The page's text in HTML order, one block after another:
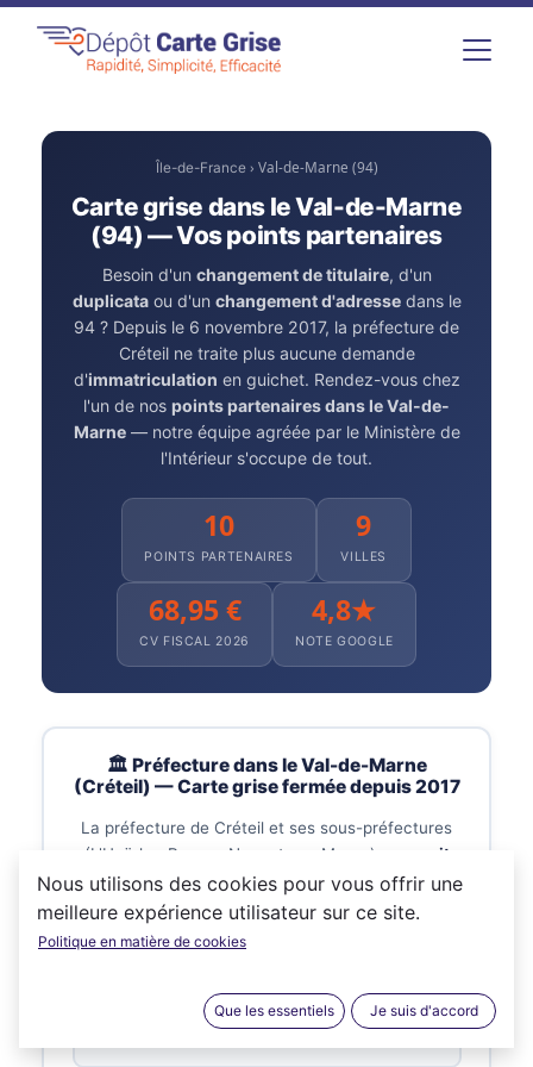
Île-de-France› Val-de-Marne (94)
Carte grise dans le Val-de-Marne
(94) — Vos points partenaires
Besoin d'un changement de titulaire, d'un
duplicataou d'un changement d'adressedans le
94 ? Depuis le 6 novembre 2017, la préfecture de
Créteil ne traite plus aucune demande
d'immatriculation en guichet. Rendez-vous chez
l'un de nos points partenaires dans le Val-de-
Marne— notre équipe agréée par le Ministère de
l'Intérieur s'occupe de tout.
10
POINTS PARTENAIRES
9
VILLES
68,95 €
CV FISCAL 2026
4,8★
NOTE GOOGLE
🏛️ Préfecture dans le Val-de-Marne
(Créteil) — Carte grise fermée depuis 2017
La préfecture de Créteil et ses sous-préfectures
(L'Haÿ-les-Roses · Nogent-sur-Marne)
ne reçoit
plus le publicpour les demandes de carte grise
depuis la mise en place du Plan Préfectures
Nouvelle Génération (PPNG) le 6 novembre 2017.
Créteil
Nous utilisons des cookies pour vous offrir une
meilleure expérience utilisateur sur ce site.
Politique en matière de cookies
Que les essentiels Je suis d'accord